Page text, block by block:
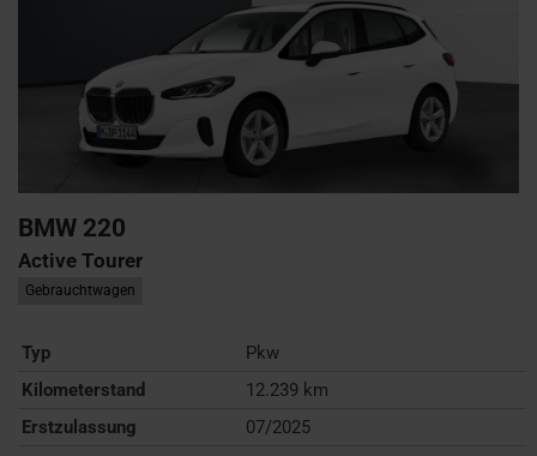
BMW 220
Active Tourer
Gebrauchtwagen
Typ
Pkw
Kilometerstand
12.239 km
Erstzulassung
07/2025